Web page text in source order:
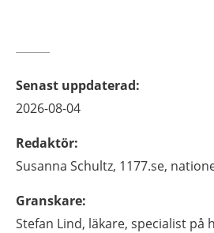
Senast uppdaterad:
2026-08-04
Redaktör:
Susanna Schultz, 1177.se,
Granskare:
Stefan Lind, läkare, specialist på